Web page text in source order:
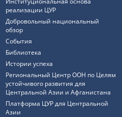
реализации ЦУР
Добровольный национальный
обзор
События
Библиотека
Истории успеха
Региональный Центр ООН по Целям
устойчивого развития для
Центральной Азии и Афганистана
Платформа ЦУР для Центральной
Азии